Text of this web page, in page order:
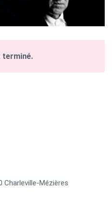
terminé.
Charleville-Mézières